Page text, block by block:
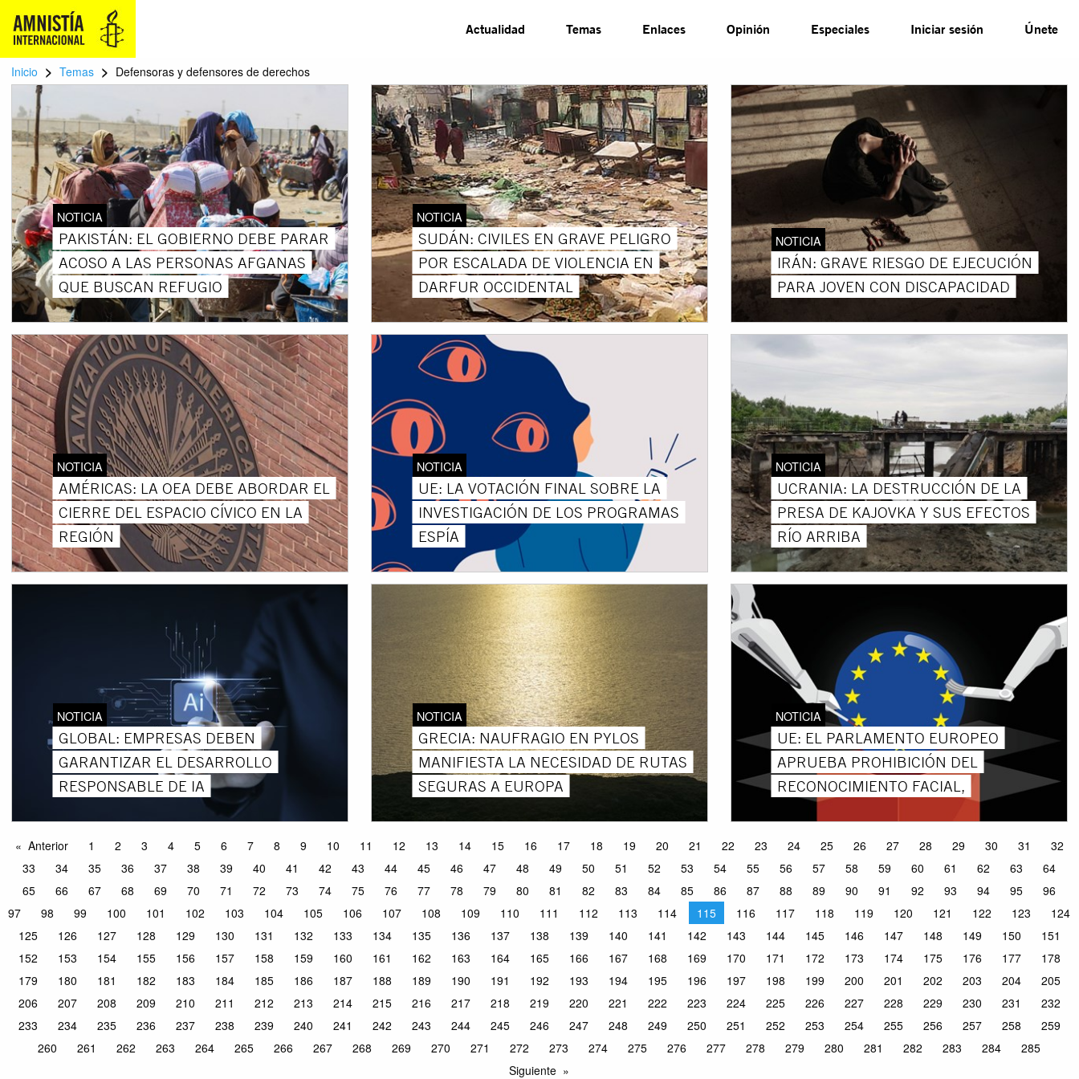
Actualidad Temas Enlaces Opinión Especiales Iniciar sesión Únete
Inicio > Temas > Defensoras y defensores de derechos
NOTICIA
PAKISTÁN: EL GOBIERNO DEBE PARAR
ACOSO A LAS PERSONAS AFGANAS
QUE BUSCAN REFUGIO
NOTICIA
SUDÁN: CIVILES EN GRAVE PELIGRO
POR ESCALADA DE VIOLENCIA EN
DARFUR OCCIDENTAL
NOTICIA
IRÁN: GRAVE RIESGO DE EJECUCIÓN
PARA JOVEN CON DISCAPACIDAD
NOTICIA
AMÉRICAS: LA OEA DEBE ABORDAR EL
CIERRE DEL ESPACIO CÍVICO EN LA
REGIÓN
NOTICIA
UE: LA VOTACIÓN FINAL SOBRE LA
INVESTIGACIÓN DE LOS PROGRAMAS
ESPÍA
NOTICIA
UCRANIA: LA DESTRUCCIÓN DE LA
PRESA DE KAJOVKA Y SUS EFECTOS
RÍO ARRIBA
NOTICIA
GLOBAL: EMPRESAS DEBEN
GARANTIZAR EL DESARROLLO
RESPONSABLE DE IA
NOTICIA
GRECIA: NAUFRAGIO EN PYLOS
MANIFIESTA LA NECESIDAD DE RUTAS
SEGURAS A EUROPA
NOTICIA
UE: EL PARLAMENTO EUROPEO
APRUEBA PROHIBICIÓN DEL
RECONOCIMIENTO FACIAL,
Anterior 1 2 3 4 5 6 7 8 9 10 11 12 13 14 15 16 17 18 19 20 21 22 23 24 25 26 27 28 29 30 31
32
33
34 35 36 37 38 39 40 41 42 43 44 45 46 47 48 49 50 51 52 53 54 55 56 57 58 59 60 61 62 63
64
65
66 67 68 69 70 71 72 73 74 75 76 77 78 79 80 81 82 83 84 85 86 87 88 89 90 91 92 93 94 95
96
97
98 99 100 101 102 103 104 105 106 107 108 109 110 111 112 113 114 115 116 117 118 119 120 121 122 123
124
125
126 127 128 129 130 131 132 133 134 135 136 137 138 139 140 141 142 143 144 145 146 147 148 149 150
151
152
153 154 155 156 157 158 159 160 161 162 163 164 165 166 167 168 169 170 171 172 173 174 175 176 177
178
179
180 181 182 183 184 185 186 187 188 189 190 191 192 193 194 195 196 197 198 199 200 201 202 203 204
205
206
207 208 209 210 211 212 213 214 215 216 217 218 219 220 221 222 223 224 225 226 227 228 229 230 231
232
233
234 235 236 237 238 239 240 241 242 243 244 245 246 247 248 249 250 251 252 253 254 255 256 257 258
259
260
261 262 263 264 265 266 267 268 269 270 271 272 273 274 275 276 277 278 279 280 281 282 283 284
285
Siguiente